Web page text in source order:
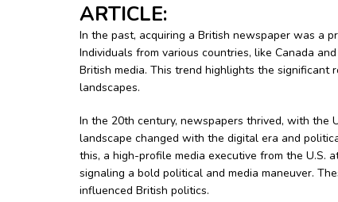
ARTICLE:
In the past, acquiring a British newspaper was a
Individuals from various countries, like Canada
British media. This trend highlights the
landscapes.
In the 20th century, newspapers thrived, with the
landscape changed with the digital era and
this, a high-profile media executive from the U.S.
signaling a bold political and media maneuver.
influenced British politics.